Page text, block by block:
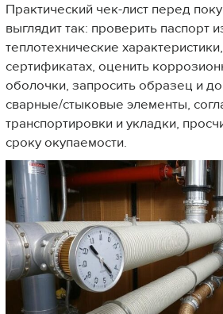
Практический чек-лист перед
выглядит так: проверить паспорт
теплотехнические
сертификатах, оценить
оболочки, запросить образец и
сварные/стыковые элементы,
транспортировки и укладки,
сроку окупаемости.